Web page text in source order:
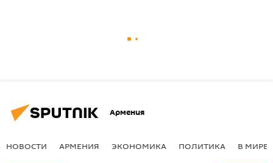
Армения
НОВОСТИ АРМЕНИЯ ЭКОНОМИКА ПОЛИТИКА В МИРЕ